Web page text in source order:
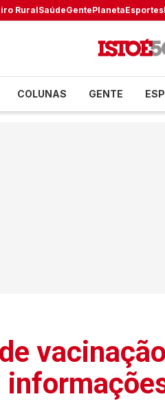
RuralSaúdeGentePlanetaEsportes
COLUNAS GENTE